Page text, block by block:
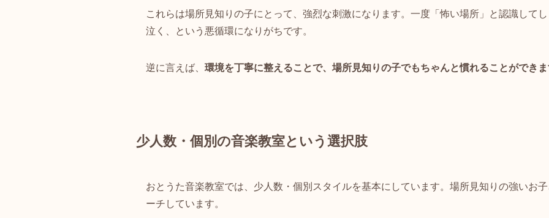
これらは場所見知りの子にとって、強烈な刺激になります。一度「怖い場所」と認識して
泣く、という悪循環になりがちです。
逆に言えば、 環境を丁寧に整えることで、場所見知りの子でもちゃんと慣れることができ
少人数・個別の音楽教室という選択肢
おとうた音楽教室では、少人数・個別スタイルを基本にしています。場所見知りの強いお
ーチしています。